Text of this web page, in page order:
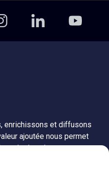
enrichissons et diffusons
ajoutée nous permet
dans leurs